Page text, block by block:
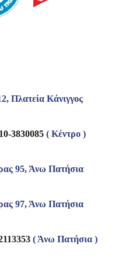
Πλατεία Κάνιγγος
3830085 ( Κέντρο )
95, Άνω Πατήσια
97, Άνω Πατήσια
( Άνω Πατήσια )